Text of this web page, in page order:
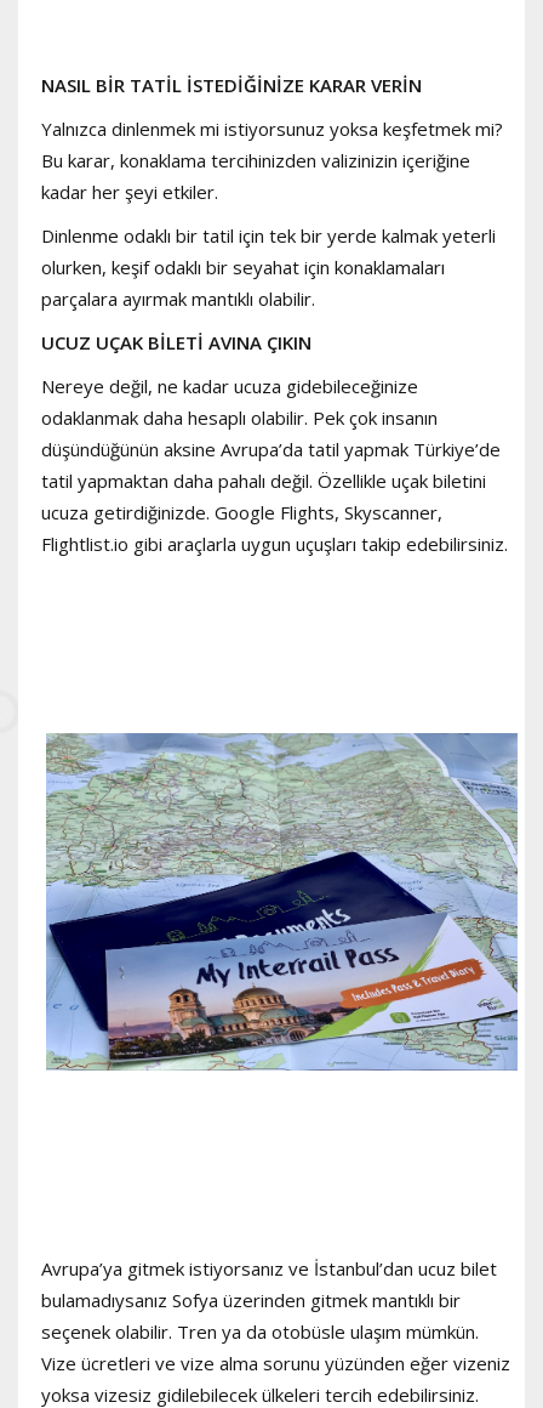
NASIL BİR TATİL İSTEDİĞİNİZE KARAR VERİN
Yalnızca dinlenmek mi istiyorsunuz yoksa keşfetmek mi?
Bu karar, konaklama tercihinizden valizinizin içeriğine
kadar her şeyi etkiler.
Dinlenme odaklı bir tatil için tek bir yerde kalmak yeterli
olurken, keşif odaklı bir seyahat için konaklamaları
parçalara ayırmak mantıklı olabilir.
UCUZ UÇAK BİLETİ AVINA ÇIKIN
Nereye değil, ne kadar ucuza gidebileceğinize
odaklanmak daha hesaplı olabilir. Pek çok insanın
düşündüğünün aksine Avrupa’da tatil yapmak Türkiye’de
tatil yapmaktan daha pahalı değil. Özellikle uçak biletini
ucuza getirdiğinizde. Google Flights, Skyscanner,
Flightlist.io gibi araçlarla uygun uçuşları takip edebilirsiniz.
Avrupa’ya gitmek istiyorsanız ve İstanbul’dan ucuz bilet
bulamadıysanız Sofya üzerinden gitmek mantıklı bir
seçenek olabilir. Tren ya da otobüsle ulaşım mümkün.
Vize ücretleri ve vize alma sorunu yüzünden eğer vizeniz
yoksa vizesiz gidilebilecek ülkeleri tercih edebilirsiniz.